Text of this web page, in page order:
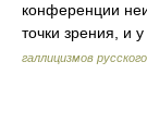
конференции
точки зрения,
галлицизмов